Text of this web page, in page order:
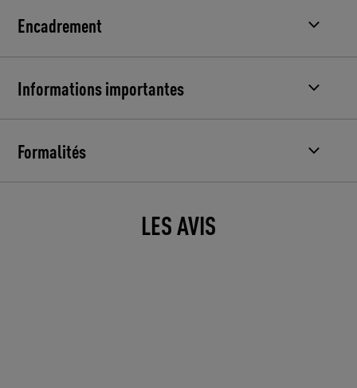
Encadrement
Informations importantes
Formalités
LES AVIS